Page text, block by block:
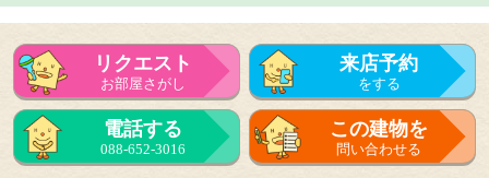
リクエスト
お部屋さがし
来店予約
をする
来店予約
をする
電話する
088-652-3016
この建物を
問い合わせる